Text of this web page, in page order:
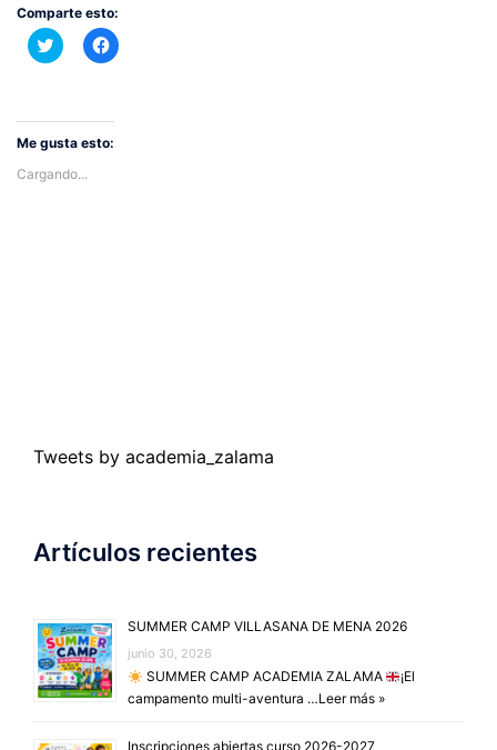
Comparte esto:
Haz
clic
(Se
abre
una
Haz
clic
(Se
abre
Me gusta esto:
Cargando...
Tweets by academia_zalama
Artículos recientes
SUMMER CAMP VILLASANA DE MENA 2026
junio 30, 2026
SUMMER CAMP ACADEMIA ZALAMA
¡El
campamento multi-aventura …Leer más »
Inscripciones abiertas curso 2026-2027